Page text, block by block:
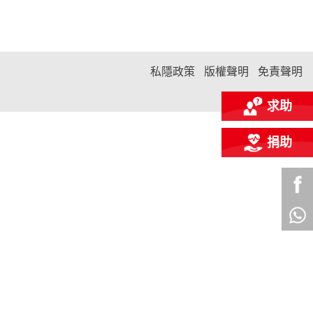
私隱政策 版權聲明 免責聲明
求助
捐助